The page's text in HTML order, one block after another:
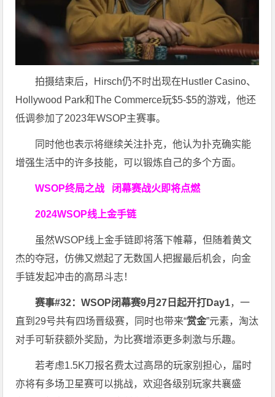
拍摄结束后，Hirsch仍不时出现在Hustler Casino、
Hollywood Park和The Commerce玩$5-$5的游戏，他还
低调参加了2023年WSOP主赛事。
同时他也表示将继续关注扑克，他认为扑克确实能
增强生活中的许多技能，可以锻炼自己的多个方面。
WSOP终局之战 闭幕赛战火即将点燃
2024WSOP线上金手链
虽然WSOP线上金手链即将落下帷幕，但随着黄文
杰的夺冠，仿佛又燃起了无数国人把握最后机会，向金
手链发起冲击的高昂斗志！
赛事#32：WSOP闭幕赛9月27日起开打Day1，一
直到29号共有四场晋级赛，同时也带来“赏金”元素，淘汰
对手可斩获额外奖励，为比赛增添更多刺激与乐趣。
若考虑1.5K刀报名费太过高昂的玩家别担心，届时
亦将有多场卫星赛可以挑战，欢迎各级别玩家共襄盛